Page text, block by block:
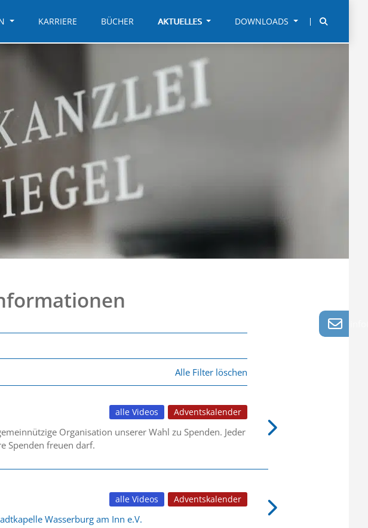
KARRIERE BÜCHER AKTUELLES DOWNLOADS
Alle Filter löschen
Adventskalender
alle Videos
Organisation unserer Wahl zu Spenden. Jeder
Spenden freuen darf.
Adventskalender
alle Videos
Wasserburg am Inn e.V.